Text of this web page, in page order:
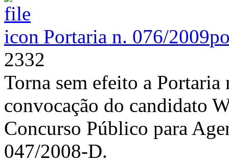
Portaria n. 076/2009
2332
Torna sem efeito a
convocação do candidato
Concurso Público para
047/2008-D.